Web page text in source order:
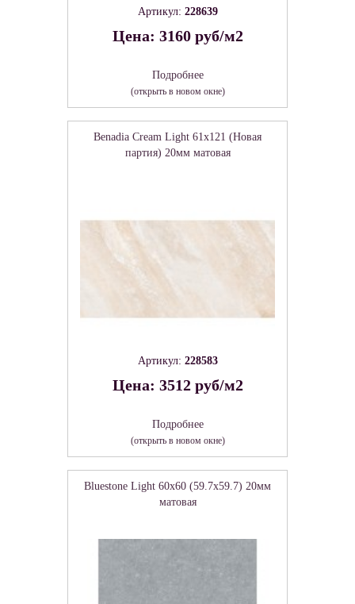
Артикул: 228639
Цена: 3160 руб/м2
Подробнее
(открыть в новом окне)
Benadia Cream Light 61х121 (Новая
партия) 20мм матовая
Артикул: 228583
Цена: 3512 руб/м2
Подробнее
(открыть в новом окне)
Bluestone Light 60х60 (59.7х59.7) 20мм
матовая